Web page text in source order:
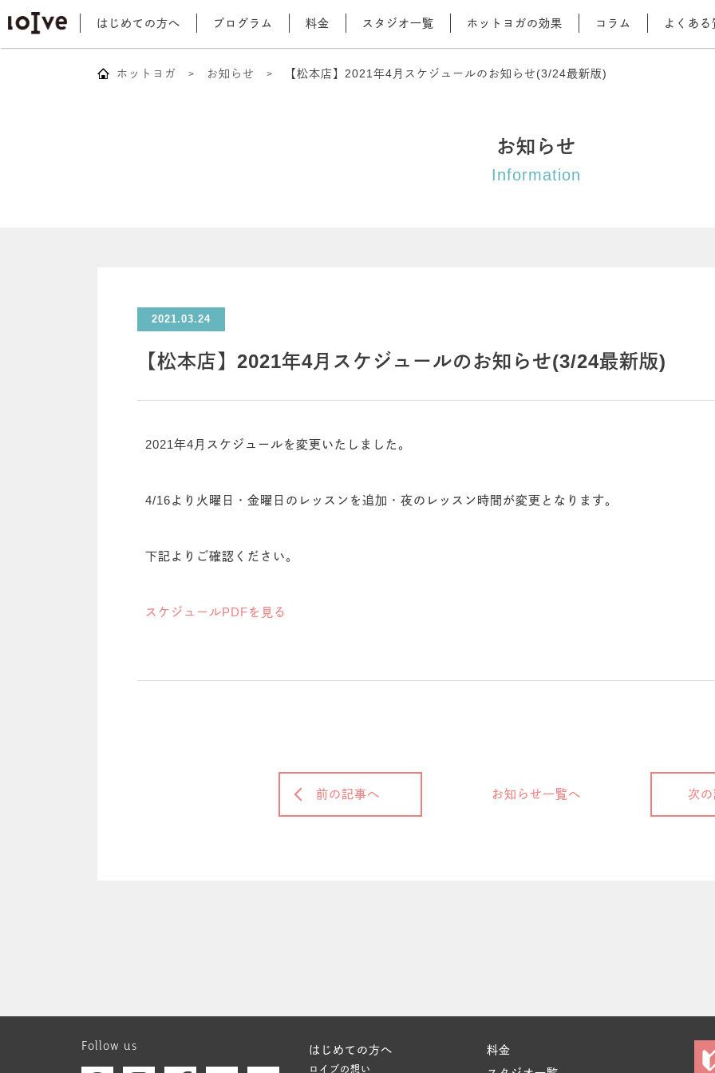
はじめての方へ プログラム 料金 スタジオ一覧 ホットヨガの効果 コラム よくある
ホットヨガ お知らせ 【松本店】2021年4月スケジュールのお知らせ(3/24最新版)
お知らせ
Information
2021.03.24
【松本店】2021年4月スケジュールのお知らせ(3/24最新版)
2021年4月スケジュールを変更いたしました。
4/16より火曜日・金曜日のレッスンを追加・夜のレッスン時間が変更となります。
下記よりご確認ください。
スケジュールPDFを見る
前の記事へ お知らせ一覧へ 次
Follow us はじめての方へ
ロイブの想い
料金